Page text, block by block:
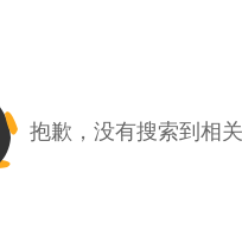
抱歉，没有搜索到相